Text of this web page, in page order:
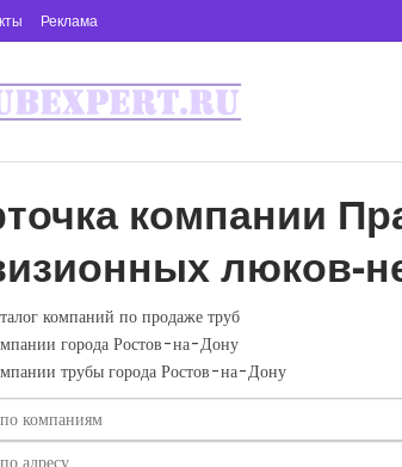
Реклама
компании
люков-
компаний по продаже труб
города Ростов-на-Дону
трубы города Ростов-на-Дону